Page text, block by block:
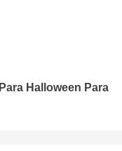
Halloween Para